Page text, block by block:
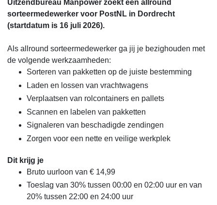
Uitzendbureau Manpower zoekt een allround
sorteermedewerker voor PostNL in Dordrecht
(startdatum is 16 juli 2026).
Als allround sorteermedewerker ga jij je bezighouden met
de volgende werkzaamheden:
Sorteren van pakketten op de juiste bestemming
Laden en lossen van vrachtwagens
Verplaatsen van rolcontainers en pallets
Scannen en labelen van pakketten
Signaleren van beschadigde zendingen
Zorgen voor een nette en veilige werkplek
Dit krijg je
Bruto uurloon van € 14,99
Toeslag van 30% tussen 00:00 en 02:00 uur en van
20% tussen 22:00 en 24:00 uur